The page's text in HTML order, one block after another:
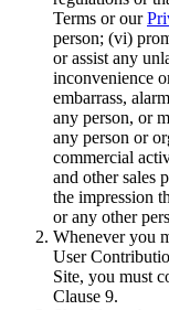
Terms or our
person; (vi)
or assist any
inconvenience
embarrass,
any person, or
any person or
commercial
and other sales
the impression
or any other
Whenever you
User
Site, you must
Clause 9.